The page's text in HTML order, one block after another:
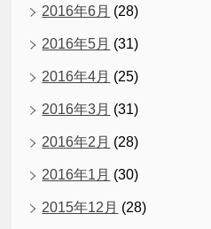
2016年6月 (28)
2016年5月 (31)
2016年4月 (25)
2016年3月 (31)
2016年2月 (28)
2016年1月 (30)
2015年12月 (28)